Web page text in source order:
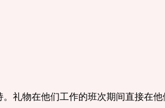
礼物在他们工作的班次期间直接在他